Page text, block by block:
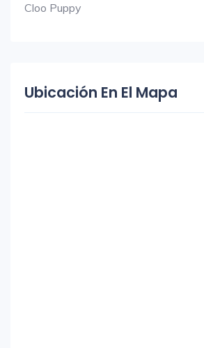
Cloo Puppy
Ubicación En El Mapa